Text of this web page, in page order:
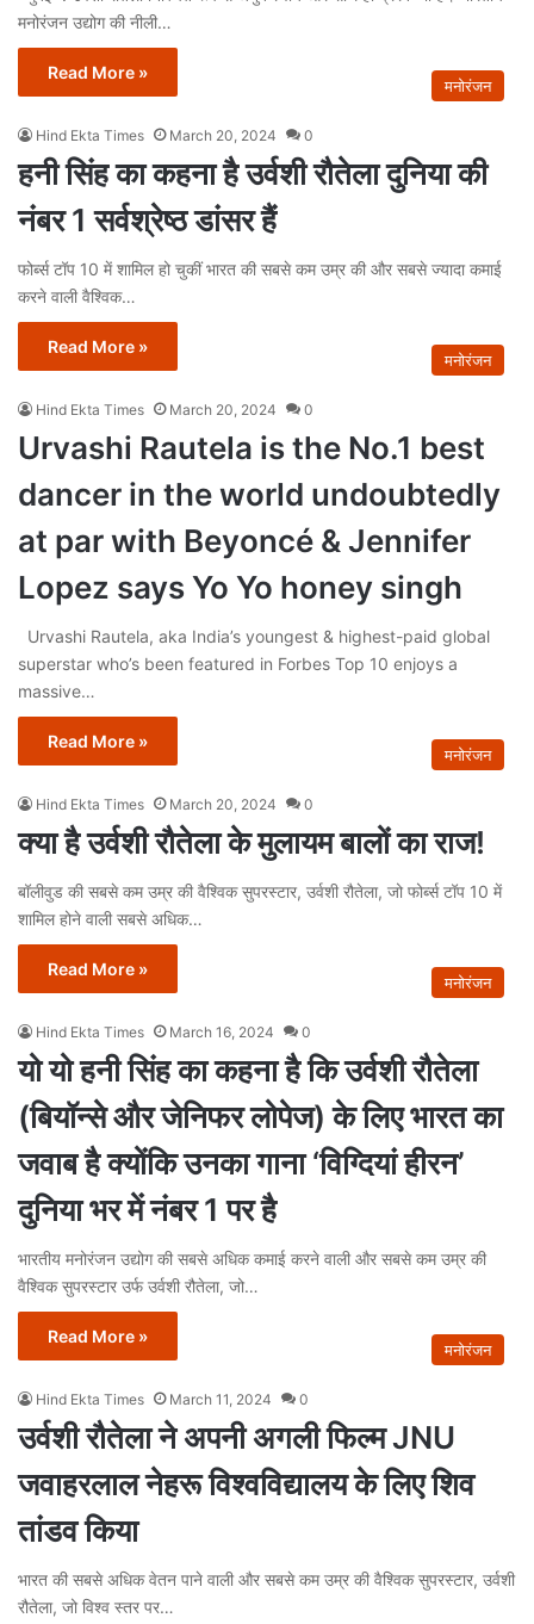
मनोरंजन उद्योग की नीली…
Read More »
मनोरंजन
Hind Ekta Times March 20, 2024 0
हनी सिंह का कहना है उर्वशी रौतेला दुनिया की
नंबर 1 सर्वश्रेष्ठ डांसर हैं
फोर्ब्स टॉप 10 में शामिल हो चुकीं भारत की सबसे कम उम्र की और सबसे ज्यादा कमाई
करने वाली वैश्विक…
Read More »
मनोरंजन
Hind Ekta Times March 20, 2024 0
Urvashi Rautela is the No.1 best
dancer in the world undoubtedly
at par with Beyoncé & Jennifer
Lopez says Yo Yo honey singh
Urvashi Rautela, aka India’s youngest & highest-paid global
superstar who’s been featured in Forbes Top 10 enjoys a
massive…
Read More »
मनोरंजन
Hind Ekta Times March 20, 2024 0
क्या है उर्वशी रौतेला के मुलायम बालों का राज!
बॉलीवुड की सबसे कम उम्र की वैश्विक सुपरस्टार, उर्वशी रौतेला, जो फोर्ब्स टॉप 10 में
शामिल होने वाली सबसे अधिक…
Read More »
मनोरंजन
Hind Ekta Times March 16, 2024 0
यो यो हनी सिंह का कहना है कि उर्वशी रौतेला
(बियॉन्से और जेनिफर लोपेज) के लिए भारत का
जवाब है क्योंकि उनका गाना ‘विग्दियां हीरन’
दुनिया भर में नंबर 1 पर है
भारतीय मनोरंजन उद्योग की सबसे अधिक कमाई करने वाली और सबसे कम उम्र की
वैश्विक सुपरस्टार उर्फ उर्वशी रौतेला, जो…
Read More »
मनोरंजन
Hind Ekta Times March 11, 2024 0
उर्वशी रौतेला ने अपनी अगली फिल्म JNU
जवाहरलाल नेहरू विश्वविद्यालय के लिए शिव
तांडव किया
भारत की सबसे अधिक वेतन पाने वाली और सबसे कम उम्र की वैश्विक सुपरस्टार, उर्वशी
रौतेला, जो विश्व स्तर पर…